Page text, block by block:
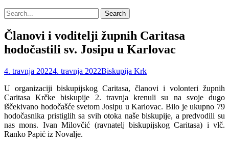
Search
Search
for:
Članovi i voditelji župnih Caritasa
hodočastili sv. Josipu u Karlovac
Posted
4. travnja 20224. travnja 2022Author
Biskupija Krk
U organizaciji biskupijskog Caritasa, članovi i volonteri župnih
Caritasa Krčke biskupije 2. travnja krenuli su na svoje dugo
iščekivano hodočašće svetom Josipu u Karlovac. Bilo je ukupno 79
hodočasnika pristiglih sa svih otoka naše biskupije, a predvodili su
nas mons. Ivan Milovčić (ravnatelj biskupijskog Caritasa) i vlč.
Ranko Papić iz Novalje.